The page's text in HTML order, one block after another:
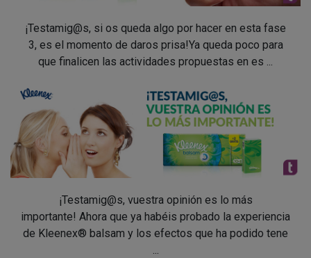
¡Testamig@s, si os queda algo por hacer en esta fase
3, es el momento de daros prisa!Ya queda poco para
que finalicen las actividades propuestas en es ...
¡Testamig@s, vuestra opinión es lo más
importante! Ahora que ya habéis probado la experiencia
de Kleenex® balsam y los efectos que ha podido tene
...